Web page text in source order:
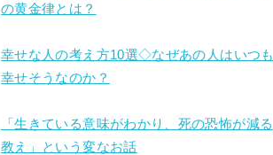
の黄金律とは？
幸せな人の考え方10選◇なぜあの人はいつも
幸せそうなのか？
「生きている意味がわかり、死の恐怖が減る
教え」という変なお話